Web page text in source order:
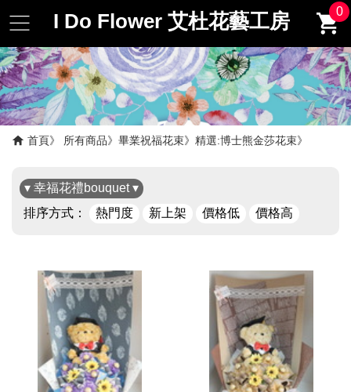
I Do Flower 艾杜花藝工房 0
首頁 所有商品 畢業祝福花束 精選:博士熊金莎花束
▾ 幸福花禮bouquet ▾
排序方式：
熱門度 新上架 價格低 價格高